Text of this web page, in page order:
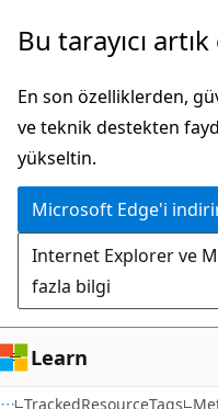
Ana
atla
Sayfa
gezintiye
atla
Bu tarayıcı
En son özelliklerden,
ve teknik destekten
yükseltin.
Microsoft Edge'i
Internet Explorer ve
fazla bilgi
Learn
TrackedResourceTags